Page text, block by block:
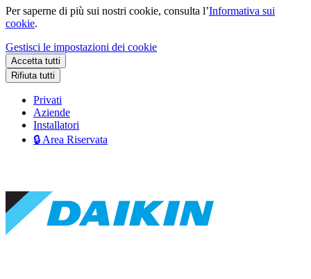
Per saperne di più sui nostri cookie, consulta l’Informativa sui
cookie.
Gestisci le impostazioni dei cookie
Accetta tutti
Rifiuta tutti
Privati
Aziende
Installatori
🔒 Area Riservata